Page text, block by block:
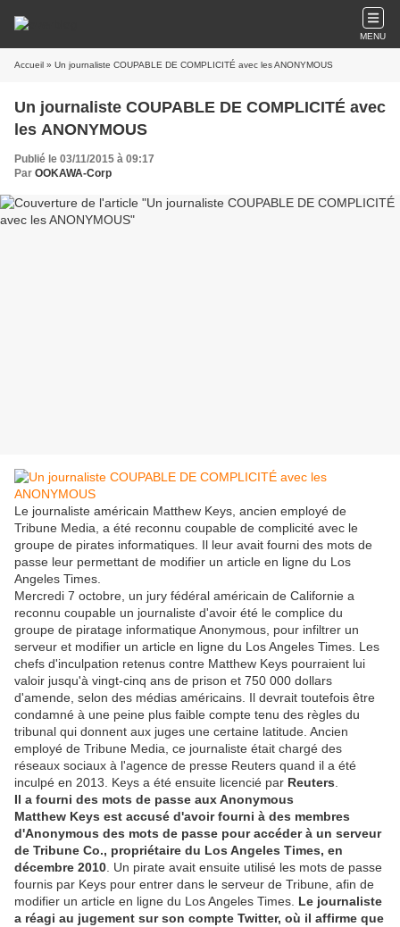
MENU
Accueil » Un journaliste COUPABLE DE COMPLICITÉ avec les ANONYMOUS
Un journaliste COUPABLE DE COMPLICITÉ avec
les ANONYMOUS
Publié le 03/11/2015 à 09:17
Par OOKAWA-Corp
Le journaliste américain Matthew Keys, ancien employé de
Tribune Media, a été reconnu coupable de complicité avec le
groupe de pirates informatiques. Il leur avait fourni des mots de
passe leur permettant de modifier un article en ligne du Los
Angeles Times.
Mercredi 7 octobre, un jury fédéral américain de Californie a
reconnu coupable un journaliste d'avoir été le complice du
groupe de piratage informatique Anonymous, pour infiltrer un
serveur et modifier un article en ligne du Los Angeles Times. Les
chefs d'inculpation retenus contre Matthew Keys pourraient lui
valoir jusqu'à vingt-cinq ans de prison et 750 000 dollars
d'amende, selon des médias américains. Il devrait toutefois être
condamné à une peine plus faible compte tenu des règles du
tribunal qui donnent aux juges une certaine latitude. Ancien
employé de Tribune Media, ce journaliste était chargé des
réseaux sociaux à l'agence de presse Reuters quand il a été
inculpé en 2013. Keys a été ensuite licencié par Reuters
Il a fourni des mots de passe aux Anonymous
Matthew Keys est accusé d'avoir fourni à des membres
d'Anonymous des mots de passe pour accéder à un serveur
de Tribune Co., propriétaire du Los Angeles Times, en
décembre 2010 . Un pirate avait ensuite utilisé les mots de passe
fournis par Keys pour entrer dans le serveur de Tribune, afin de
modifier un article en ligne du Los Angeles Times. Le journaliste
a réagi au jugement sur son compte Twitter, où il affirme que